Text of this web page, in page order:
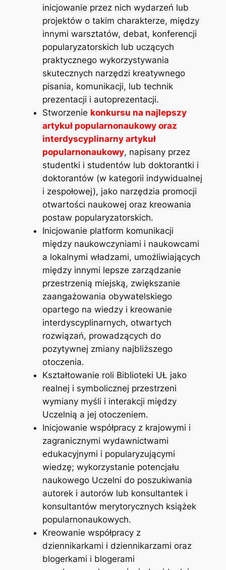
inicjowanie przez nich wydarzeń lub
projektów o takim charakterze, między
innymi warsztatów, debat, konferencji
popularyzatorskich lub uczących
praktycznego wykorzystywania
skutecznych narzędzi kreatywnego
pisania, komunikacji, lub technik
prezentacji i autoprezentacji.
Stworzenie konkursu na najlepszy
artykuł popularnonaukowy oraz
interdyscyplinarny artykuł
popularnonaukowy, napisany przez
studentki i studentów lub doktorantki i
doktorantów (w kategorii indywidualnej
i zespołowej), jako narzędzia promocji
otwartości naukowej oraz kreowania
postaw popularyzatorskich.
Inicjowanie platform komunikacji
między naukowczyniami i naukowcami
a lokalnymi władzami, umożliwiających
między innymi lepsze zarządzanie
przestrzenią miejską, zwiększanie
zaangażowania obywatelskiego
opartego na wiedzy i kreowanie
interdyscyplinarnych, otwartych
rozwiązań, prowadzących do
pozytywnej zmiany najbliższego
otoczenia.
Kształtowanie roli Biblioteki UŁ jako
realnej i symbolicznej przestrzeni
wymiany myśli i interakcji między
Uczelnią a jej otoczeniem.
Inicjowanie współpracy z krajowymi i
zagranicznymi wydawnictwami
edukacyjnymi i popularyzującymi
wiedzę; wykorzystanie potencjału
naukowego Uczelni do poszukiwania
autorek i autorów lub konsultantek i
konsultantów merytorycznych książek
popularnonaukowych.
Kreowanie współpracy z
dziennikarkami i dziennikarzami oraz
blogerkami i blogerami